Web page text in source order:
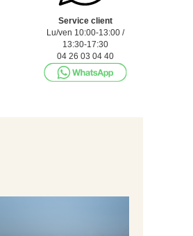
Service client
Lu/ven 10:00-13:00 /
13:30-17:30
04 26 03 04 40